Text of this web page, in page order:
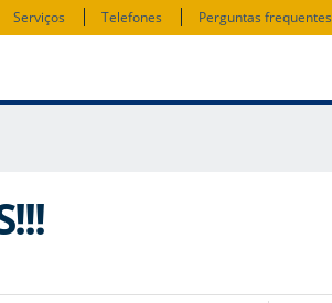
Serviços Telefones Perguntas frequentes